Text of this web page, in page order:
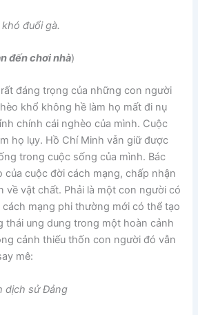
đuổi gà.
đến chơi nhà)
đáng trọng của những con người
khổ không hề làm họ mất đi nụ
chính cái nghèo của mình. Cuộc
họ lụy. Hồ Chí Minh vẫn giữ được
trong cuộc sống của mình. Bác
của cuộc đời cách mạng, chấp nhận
về vật chất. Phải là một con người có
mạng phi thường mới có thể tạo
thái ung dung trong một hoàn cảnh
cảnh thiếu thốn con người đó vẫn
mê:
dịch sử Đảng